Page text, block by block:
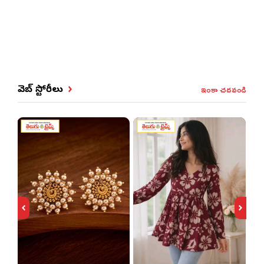
వెబ్ స్టోరీలు ఇంకా చదవండి